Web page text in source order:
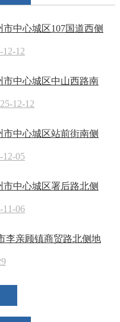
中心城区107国道西侧
12-12
市中心城区中山西路南
12-12
中心城区站前街南侧
12-05
中心城区署后路北侧
11-06
李亲顾镇商贸路北侧地